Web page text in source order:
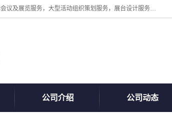
广州中际展览策划有限公司成立于2005年，注册地位于广州市番禺区洛浦街。经营范围包括会议及展览服务，大型活动组织策划服务，展台设计服务，广告业等；主要从事国外广告、标识、印花、LED、照明、光电、灯光、音响、视听、电子展览会等，展位预定-展品运输-签证-行程安排-补贴一站式服务。
公司介绍 公司动态